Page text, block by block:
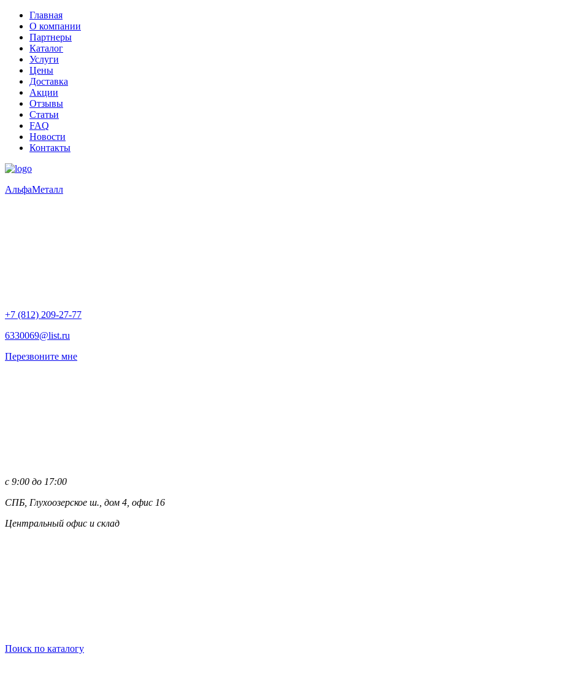
Главная
О компании
Партнеры
Каталог
Услуги
Цены
Доставка
Акции
Отзывы
Статьи
FAQ
Новости
Контакты
АльфаМеталл
+7 (812) 209-27-77
6330069@list.ru
Перезвоните мне
с 9:00 до 17:00
СПБ, Глухоозерское ш., дом 4, офис 16
Центральный офис и склад
Поиск по каталогу